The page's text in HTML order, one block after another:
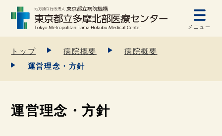
メニュー
トップ 病院概要
病院概要
運営理念・方針
運営理念・方針